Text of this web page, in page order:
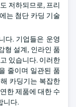
저하되므로, 프리
는 첨단 카딩 기술
다. 기업들은 운영
형 설계, 인라인 품
있습니다. 이러한
줄이며 일관된 품
카딩기는 복잡한
한 제품에 대한 수
니다.